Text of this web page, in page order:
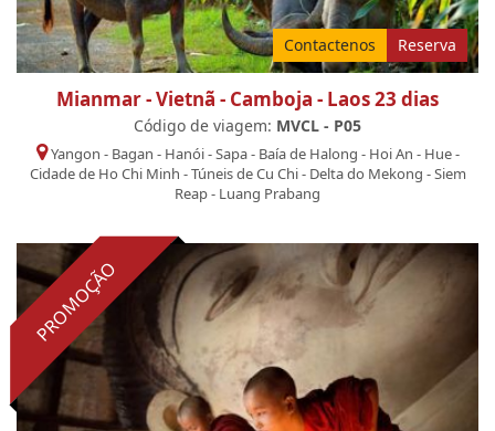
Contactenos Reserva
Mianmar - Vietnã - Camboja - Laos 23 dias
Código de viagem: MVCL - P05
Yangon - Bagan - Hanói-Sapa- Baía de Halong - Hoi An - Hue-
Cidade de Ho Chi Minh -Túneis de Cu Chi- Delta do Mekong -Siem
Reap- Luang Prabang
PROMOÇÃO